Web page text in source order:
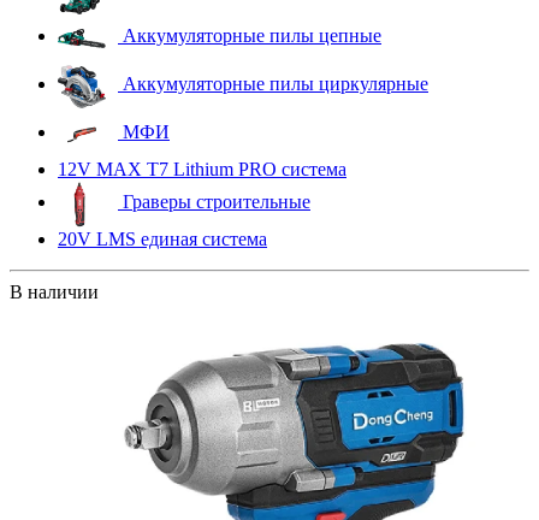
Аккумуляторные пилы цепные
Аккумуляторные пилы циркулярные
МФИ
12V MAX T7 Lithium PRO система
Граверы строительные
20V LMS единая система
В наличии